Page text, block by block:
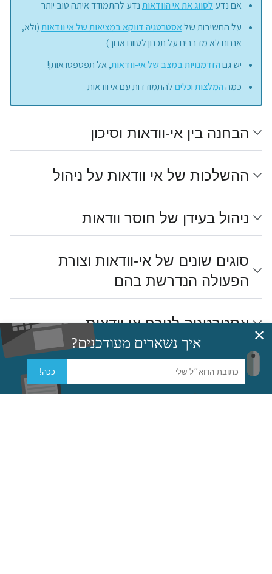
אם נדעלסווג את אי הוודאותנדע להתמודד איתה טוב יותר
על החשיבות שלאסטרטגיה דווקא במציאות של אי וודאות(ולא,
אנחנו לא מדברים על תכנון לטווח ארוך)
יש גםהזדמנויות במצב של אי-וודאות, אל תפספסו אותן!
כמההמלצותוכליםלהתמודדות עם אי וודאות
הבחנה בין אי-וודאות וסיכון
ההשלכות של אי וודאות על ניהול
ניהול בעידן של חוסר וודאות
סוגים שונים של אי-וודאות וצורת
הפעולה הנדרשת בהם
אסטרטגיה לנוכח אי וודאות
ההזדמנות שבאי הוודאות
✕ איך נשארים מעודכנים?
ככה!